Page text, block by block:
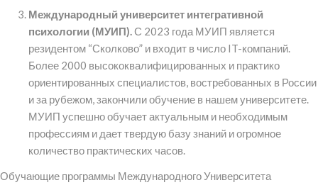
Международный университет интегративной
психологии (МУИП).С 2023 года МУИП является
резидентом “Сколково” и входит в число IT-компаний.
Более 2000 высококвалифицированных и практико
ориентированных специалистов, востребованных в России
и за рубежом, закончили обучение в нашем университете.
МУИП успешно обучает актуальным и необходимым
профессиям и дает твердую базу знаний и огромное
количество практических часов.
Обучающие программы Международного Университета